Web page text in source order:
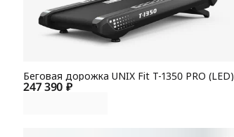
247 390 ₽
Беговая дорожка UNIX Fit T-1350 PRO (LED)